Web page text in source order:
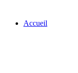
Accueil